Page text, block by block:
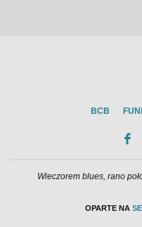
BCB
Wieczorem blues, rano
OPARTE NA